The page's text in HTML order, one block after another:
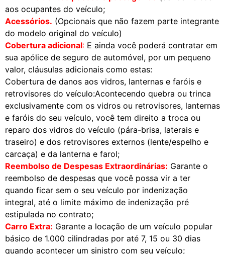
aos ocupantes do veículo;
Acessórios. (Opcionais que não fazem parte integrante
do modelo original do veículo)
Cobertura adicional: E ainda você poderá contratar em
sua apólice de seguro de automóvel, por um pequeno
valor, cláusulas adicionais como estas:
Cobertura de danos aos vidros, lanternas e faróis e
retrovisores do veículo:Acontecendo quebra ou trinca
exclusivamente com os vidros ou retrovisores, lanternas
e faróis do seu veículo, você tem direito a troca ou
reparo dos vidros do veículo (pára-brisa, laterais e
traseiro) e dos retrovisores externos (lente/espelho e
carcaça) e da lanterna e farol;
Reembolso de Despesas Extraordinárias: Garante o
reembolso de despesas que você possa vir a ter
quando ficar sem o seu veículo por indenização
integral, até o limite máximo de indenização pré
estipulada no contrato;
Carro Extra: Garante a locação de um veículo popular
básico de 1.000 cilindradas por até 7, 15 ou 30 dias
quando acontecer um sinistro com seu veículo;